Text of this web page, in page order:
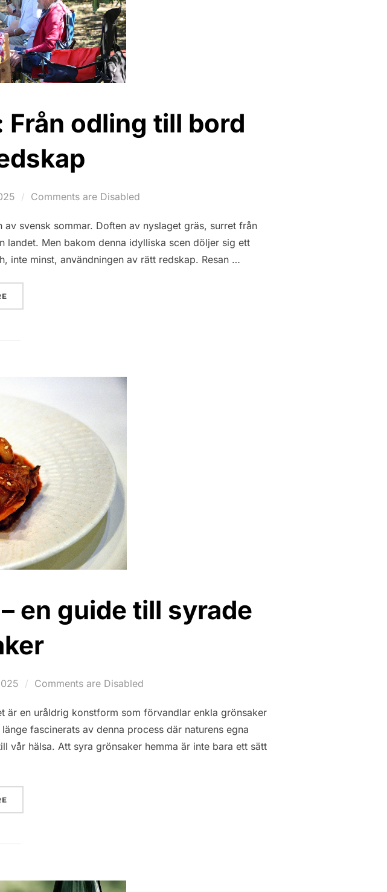
odling till bord
Comments are Disabled
svensk sommar. Doften av nyslaget gräs, surret från
Men bakom denna idylliska scen döljer sig ett
inte minst, användningen av rätt redskap. Resan …
en guide till syrade
Comments are Disabled
är en uråldrig konstform som förvandlar enkla grönsaker
fascinerats av denna process där naturens egna
hälsa. Att syra grönsaker hemma är inte bara ett sätt